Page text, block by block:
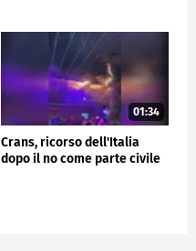
01:34
Crans, ricorso dell'Italia
dopo il no come parte civile